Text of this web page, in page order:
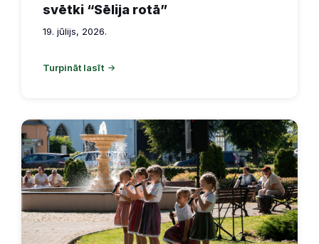
svētki “Sēlija rotā”
19. jūlijs, 2026.
Turpināt lasīt